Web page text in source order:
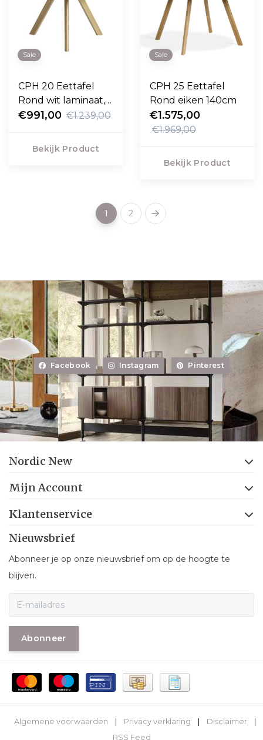
Sale
CPH 20 Eettafel
Rond wit laminaat,
eiken 120cm
€991,00 €1.239,00
Bekijk Product
Sale
CPH 25 Eettafel
Rond eiken 140cm
€1.575,00
€1.969,00
Bekijk Product
1 2
Facebook Instagram Pinterest
Nordic New
Mijn Account
Klantenservice
Nieuwsbrief
Abonneer je op onze nieuwsbrief om op de hoogte te
blijven.
Abonneer
Algemene voorwaarden Privacy verklaring Disclaimer
RSS Feed